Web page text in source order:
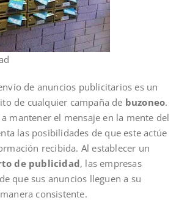
de anuncios publicitarios es un
de cualquier campaña de buzoneo.
mantener el mensaje en la mente del
las posibilidades de que este actúe
recibida. Al establecer un
de publicidad, las empresas
que sus anuncios lleguen a su
consistente.